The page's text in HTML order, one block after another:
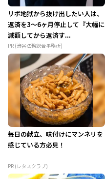
リボ地獄から抜け出したい人は、
返済を3～6ヶ月停止して『大幅に
減額してから返済す...
PR (渋谷法務総合事務所)
毎日の献立、味付けにマンネリを
感じている方必見！
PR (レタスクラブ)